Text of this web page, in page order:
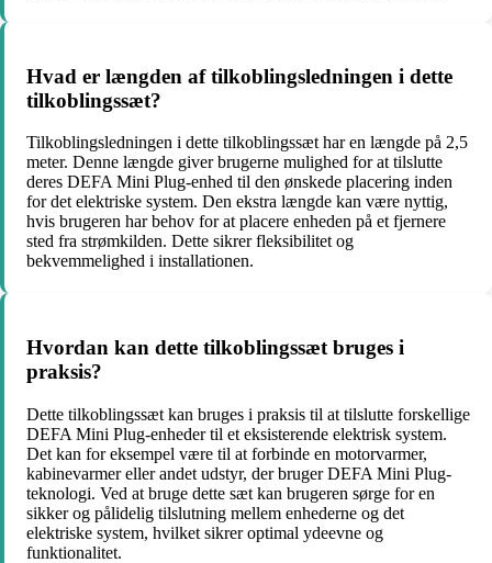
Hvad er længden af tilkoblingsledningen i dette
tilkoblingssæt?
Tilkoblingsledningen i dette tilkoblingssæt har en længde på 2,5
meter. Denne længde giver brugerne mulighed for at tilslutte
deres DEFA Mini Plug-enhed til den ønskede placering inden
for det elektriske system. Den ekstra længde kan være nyttig,
hvis brugeren har behov for at placere enheden på et fjernere
sted fra strømkilden. Dette sikrer fleksibilitet og
bekvemmelighed i installationen.
Hvordan kan dette tilkoblingssæt bruges i
praksis?
Dette tilkoblingssæt kan bruges i praksis til at tilslutte forskellige
DEFA Mini Plug-enheder til et eksisterende elektrisk system.
Det kan for eksempel være til at forbinde en motorvarmer,
kabinevarmer eller andet udstyr, der bruger DEFA Mini Plug-
teknologi. Ved at bruge dette sæt kan brugeren sørge for en
sikker og pålidelig tilslutning mellem enhederne og det
elektriske system, hvilket sikrer optimal ydeevne og
funktionalitet.